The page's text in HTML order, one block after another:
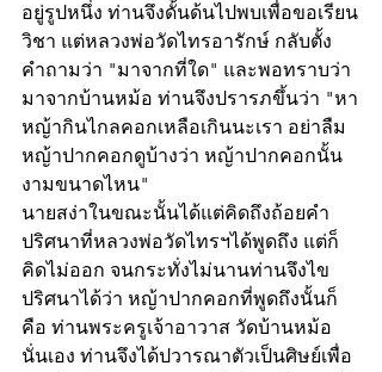
อยู่รูปหนึ่ง ท่านจึงดั้นด้นไปพบเพื่อขอเรียน
วิชา แต่หลวงพ่อวัดไทรอารักษ์ กลับตั้ง
คำถามว่า "มาจากที่ใด" และพอทราบว่า
มาจากบ้านหม้อ ท่านจึงปรารภขึ้นว่า "หา
หญ้ากินไกลคอกเหลือเกินนะเรา อย่าลืม
หญ้าปากคอกดูบ้างว่า หญ้าปากคอกนั้น
งามขนาดไหน"
นายสง่าในขณะนั้นได้แต่คิดถึงถ้อยคำ
ปริศนาที่หลวงพ่อวัดไทรฯได้พูดถึง แต่ก็
คิดไม่ออก จนกระทั่งไม่นานท่านจึงไข
ปริศนาได้ว่า หญ้าปากคอกที่พูดถึงนั้นก็
คือ ท่านพระครูเจ้าอาวาส วัดบ้านหม้อ
นั่นเอง ท่านจึงได้ปวารณาตัวเป็นศิษย์เพื่อ